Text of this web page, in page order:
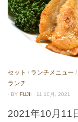
セット / ランチメニュー /
ランチ
· BY FUJII · 11 10月, 2021
2021年10月11